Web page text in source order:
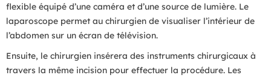
flexible équipé d’une caméra et d’une source de lumière. Le
laparoscope permet au chirurgien de visualiser l’intérieur de
l’abdomen sur un écran de télévision.
Ensuite, le chirurgien insérera des instruments chirurgicaux à
travers la même incision pour effectuer la procédure. Les